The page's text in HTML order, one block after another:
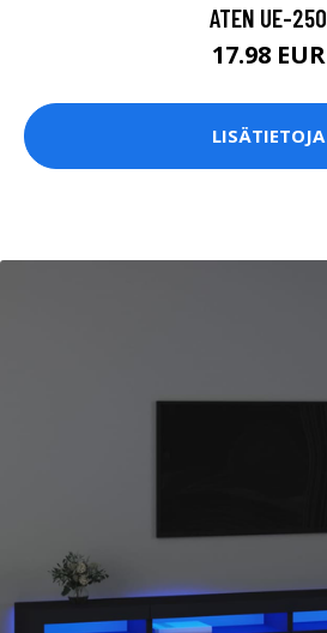
ATEN UE-250
17.98 EUR
LISÄTIETOJA